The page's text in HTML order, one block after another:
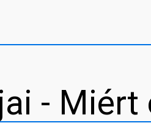
- Miért